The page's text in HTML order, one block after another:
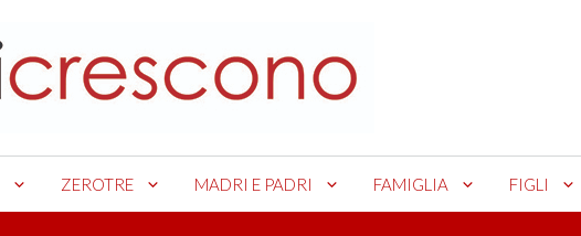
ZEROTRE MADRI E PADRI FAMIGLIA FIGLI